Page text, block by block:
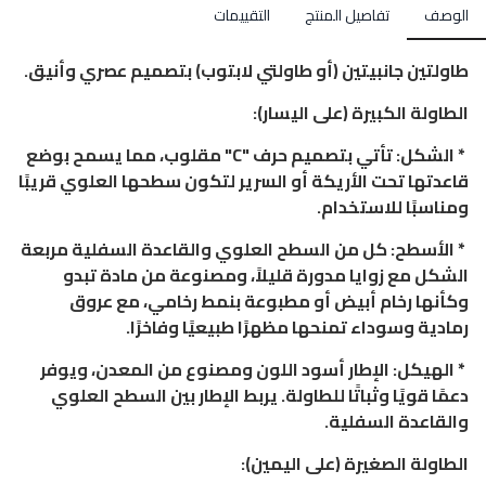
الوصف تفاصيل المنتج التقييمات
طاولتين جانبيتين (أو طاولتي لابتوب) بتصميم عصري وأنيق.
الطاولة الكبيرة (على اليسار):
* الشكل: تأتي بتصميم حرف "C" مقلوب، مما يسمح بوضع
قاعدتها تحت الأريكة أو السرير لتكون سطحها العلوي قريبًا
ومناسبًا للاستخدام.
* الأسطح: كل من السطح العلوي والقاعدة السفلية مربعة
الشكل مع زوايا مدورة قليلاً، ومصنوعة من مادة تبدو
وكأنها رخام أبيض أو مطبوعة بنمط رخامي، مع عروق
رمادية وسوداء تمنحها مظهرًا طبيعيًا وفاخرًا.
* الهيكل: الإطار أسود اللون ومصنوع من المعدن، ويوفر
دعمًا قويًا وثباتًا للطاولة. يربط الإطار بين السطح العلوي
والقاعدة السفلية.
الطاولة الصغيرة (على اليمين):